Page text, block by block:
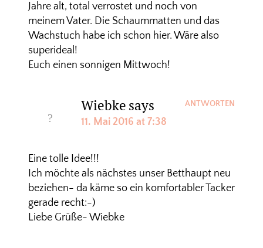
Jahre alt, total verrostet und noch von
meinem Vater. Die Schaummatten und das
Wachstuch habe ich schon hier. Wäre also
superideal!
Euch einen sonnigen Mittwoch!
Wiebkesays
11. Mai 2016 at 7:38
Eine tolle Idee!!!
Ich möchte als nächstes unser Betthaupt neu
beziehen- da käme so ein komfortabler Tacker
gerade recht:-)
Liebe Grüße- Wiebke
ANTWORTEN